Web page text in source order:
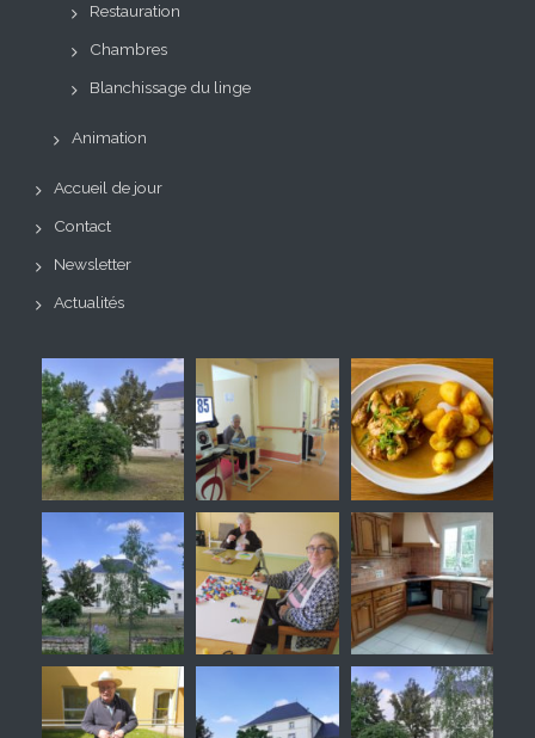
Restauration
Chambres
Blanchissage du linge
Animation
Accueil de jour
Contact
Newsletter
Actualités